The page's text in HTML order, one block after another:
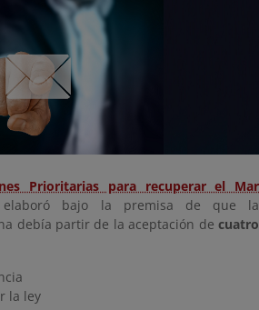
Prioritarias para recuperar el Mar
bajo la premisa de que la
debía partir de la aceptación de cuatro
la ley